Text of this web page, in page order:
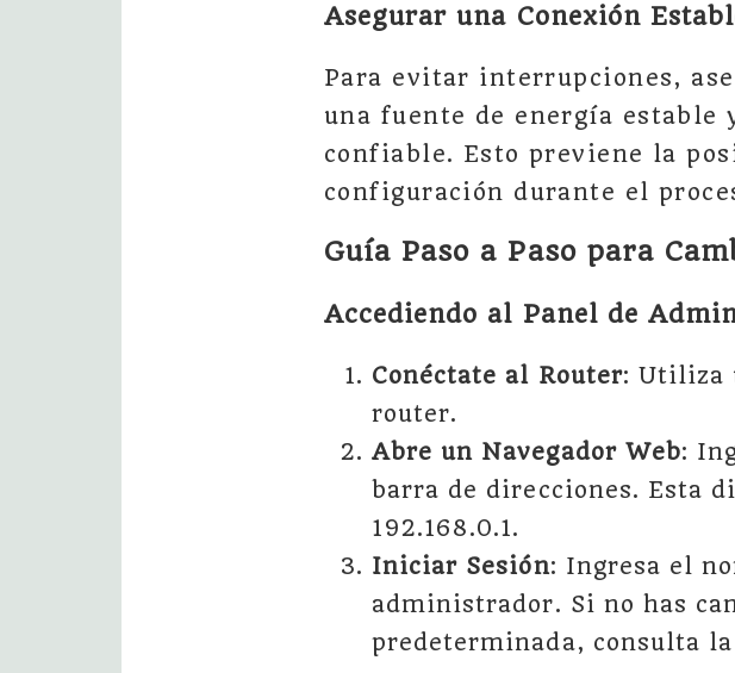
Asegurar una Conexión
Para evitar interrupciones,
una fuente de energía estable
confiable. Esto previene la
configuración durante el
Guía Paso a Paso para
Accediendo al Panel de
Conéctate al Router: Utiliza
router.
Abre un Navegador Web:
barra de direcciones. Esta
192.168.0.1.
Iniciar Sesión: Ingresa el
administrador. Si no has
predeterminada, consulta